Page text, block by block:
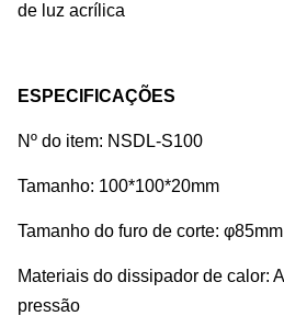
de luz acrílica
ESPECIFICAÇÕES
Nº do item: NSDL-S100
Tamanho: 100*100*20mm
Tamanho do furo de corte: φ85mm
Materiais do dissipador de calor:
pressão